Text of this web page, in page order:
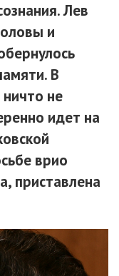
Лев
и
В
не
идет на
врио
приставлена